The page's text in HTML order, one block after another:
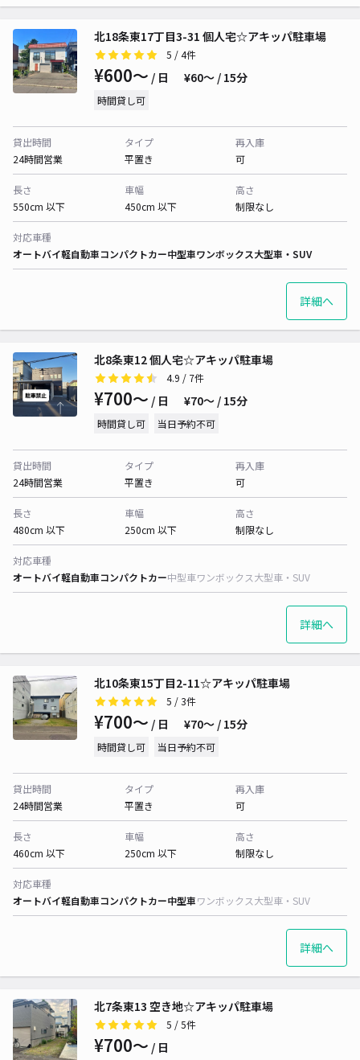
北18条東17丁目3-31 個人宅☆アキッパ駐車場
5 / 4件
¥600〜 / 日 ¥60〜 / 15分
時間貸し可
貸出時間
24時間営業
タイプ
平置き
再入庫
可
長さ
550cm 以下
車幅
450cm 以下
高さ
制限なし
対応車種
オートバイ軽自動車コンパクトカー中型車ワンボックス大型車・SUV
詳細へ
北8条東12 個人宅☆アキッパ駐車場
4.9 / 7件
¥700〜 / 日 ¥70〜 / 15分
時間貸し可 当日予約不可
貸出時間
24時間営業
タイプ
平置き
再入庫
可
長さ
480cm 以下
車幅
250cm 以下
高さ
制限なし
対応車種
オートバイ軽自動車コンパクトカー中型車ワンボックス大型車・SUV
詳細へ
北10条東15丁目2-11☆アキッパ駐車場
5 / 3件
¥700〜 / 日 ¥70〜 / 15分
時間貸し可 当日予約不可
貸出時間
24時間営業
タイプ
平置き
再入庫
可
長さ
460cm 以下
車幅
250cm 以下
高さ
制限なし
対応車種
オートバイ軽自動車コンパクトカー中型車ワンボックス大型車・SUV
詳細へ
北7条東13 空き地☆アキッパ駐車場
5 / 5件
¥700〜 / 日